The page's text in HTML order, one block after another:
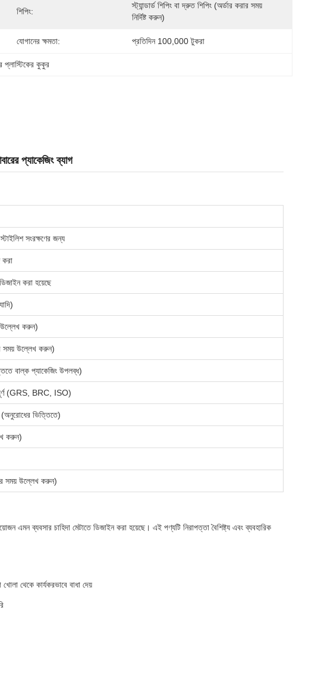
শিপিং:
স্ট্যান্ডার্ড শিপিং বা দ্রুত শিপিং (অর্ডার করার সময়
নির্দিষ্ট করুন)
যোগানের ক্ষমতা: প্রতিদিন 100,000 টুকরা
প্লাস্টিকের কুকুর
প্যাকেজিং ব্যাগ
সংরক্ষণের জন্য
করা হয়েছে
উল্লেখ করুন)
সময় উল্লেখ করুন)
বাল্ক প্যাকেজিং উপলব্ধ)
(GRS, BRC, ISO)
(অনুরোধের ভিত্তিতে)
করুন)
সময় উল্লেখ করুন)
এমন ব্যবসার চাহিদা মেটাতে ডিজাইন করা হয়েছে। এই পণ্যটি নিরাপত্তা বৈশিষ্ট্য এবং ব্যবহারিক
থেকে কার্যকরভাবে বাধা দেয়